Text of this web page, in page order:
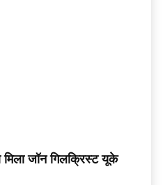
मिला जॉन गिलक्रिस्ट यूके